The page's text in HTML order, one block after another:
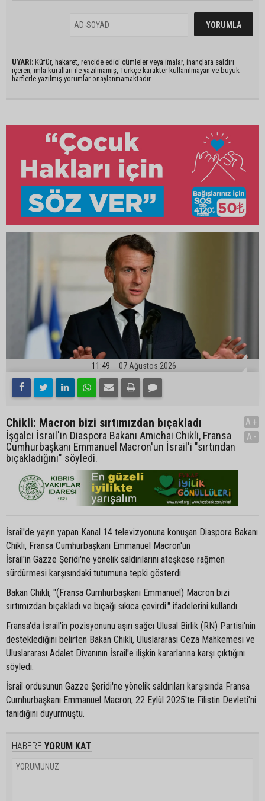
UYARI: Küfür, hakaret, rencide edici cümleler veya imalar, inançlara saldırı
içeren, imla kuralları ile yazılmamış, Türkçe karakter kullanılmayan ve büyük
harflerle yazılmış yorumlar onaylanmamaktadır.
11:49 07 Ağustos 2026
Chikli: Macron bizi sırtımızdan bıçakladı
İşgalci İsrail'in Diaspora Bakanı Amichai Chikli, Fransa
Cumhurbaşkanı Emmanuel Macron'un İsrail'i "sırtından
bıçakladığını" söyledi.
A+
A-
İsrail'de yayın yapan Kanal 14 televizyonuna konuşan Diaspora Bakanı
Chikli, Fransa Cumhurbaşkanı Emmanuel Macron'un
İsrail'in Gazze Şeridi'ne yönelik saldırılarını ateşkese rağmen
sürdürmesi karşısındaki tutumuna tepki gösterdi.
Bakan Chikli, "(Fransa Cumhurbaşkanı Emmanuel) Macron bizi
sırtımızdan bıçakladı ve bıçağı sıkıca çevirdi." ifadelerini kullandı.
Fransa'da İsrail'in pozisyonunu aşırı sağcı Ulusal Birlik (RN) Partisi'nin
desteklediğini belirten Bakan Chikli, Uluslararası Ceza Mahkemesi ve
Uluslararası Adalet Divanının İsrail'e ilişkin kararlarına karşı çıktığını
söyledi.
İsrail ordusunun Gazze Şeridi'ne yönelik saldırıları karşısında Fransa
Cumhurbaşkanı Emmanuel Macron, 22 Eylül 2025'te Filistin Devleti'ni
tanıdığını duyurmuştu.
HABERE YORUM KAT